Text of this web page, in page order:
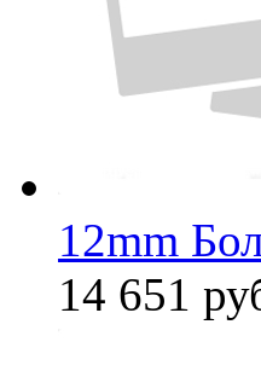
12mm
14 651